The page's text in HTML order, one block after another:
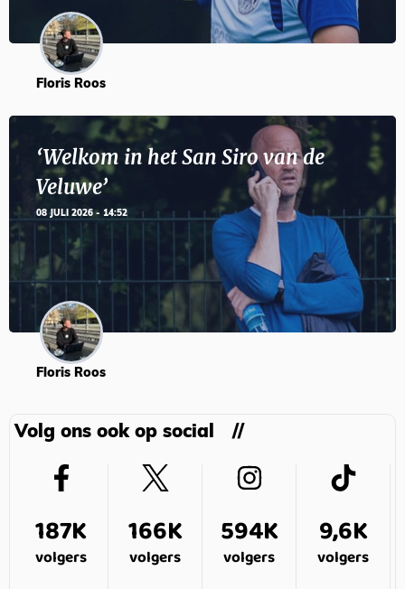
Floris Roos
‘Welkom in het San Siro van de
Veluwe’
08 JULI 2026 - 14:52
Floris Roos
Volg ons ook op social
187K
volgers
166K
volgers
594K
volgers
9,6K
volgers